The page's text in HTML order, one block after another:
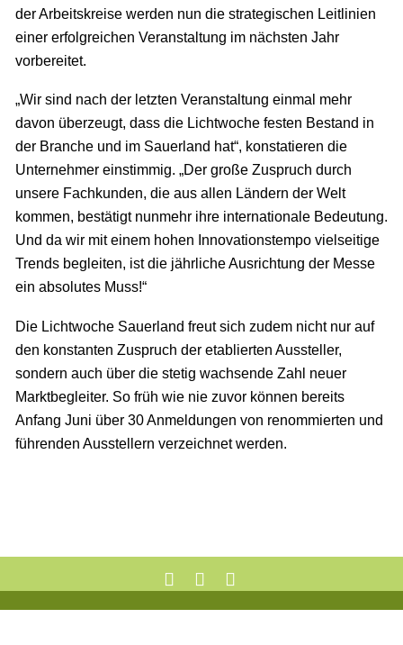
der Arbeitskreise werden nun die strategischen Leitlinien
einer erfolgreichen Veranstaltung im nächsten Jahr
vorbereitet.
„Wir sind nach der letzten Veranstaltung einmal mehr
davon überzeugt, dass die Lichtwoche festen Bestand in
der Branche und im Sauerland hat“, konstatieren die
Unternehmer einstimmig. „Der große Zuspruch durch
unsere Fachkunden, die aus allen Ländern der Welt
kommen, bestätigt nunmehr ihre internationale Bedeutung.
Und da wir mit einem hohen Innovationstempo vielseitige
Trends begleiten, ist die jährliche Ausrichtung der Messe
ein absolutes Muss!“
Die Lichtwoche Sauerland freut sich zudem nicht nur auf
den konstanten Zuspruch der etablierten Aussteller,
sondern auch über die stetig wachsende Zahl neuer
Marktbegleiter. So früh wie nie zuvor können bereits
Anfang Juni über 30 Anmeldungen von renommierten und
führenden Ausstellern verzeichnet werden.